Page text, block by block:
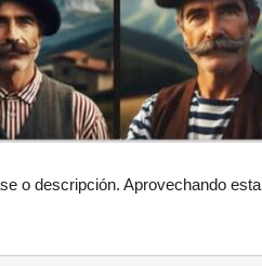
o descripción. Aprovechando esta